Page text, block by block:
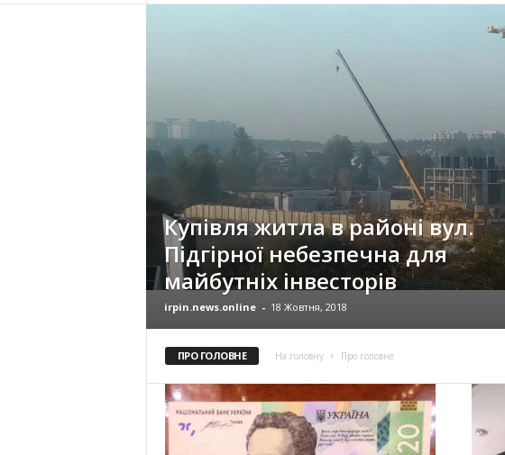
Купівля житла в районі вул.
Підгірної небезпечна для
майбутніх інвесторів
irpin.news.online - 18 Жовтня, 2018
ПРО ГОЛОВНЕ На головну Про головне